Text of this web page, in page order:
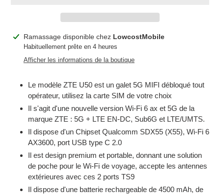
Ajout
produit
panier
Ramassage disponible chez LowcostMobile
Habituellement prête en 4 heures
Afficher les informations de la boutique
Le modèle ZTE U50 est un galet 5G MIFI débloqué tout
opérateur, utilisez la carte SIM de votre choix
Il s'agit d'une nouvelle version Wi-Fi 6 ax et 5G de la
marque ZTE : 5G + LTE EN-DC, Sub6G et LTE/UMTS.
Il dispose d'un Chipset Qualcomm SDX55 (X55), Wi-Fi 6
AX3600, port USB type C 2.0
Il est design premium et portable, donnant une solution
de poche pour le Wi-Fi de voyage, accepte les antennes
extérieures avec ces 2 ports TS9
Il dispose d'une batterie rechargeable de 4500 mAh, de